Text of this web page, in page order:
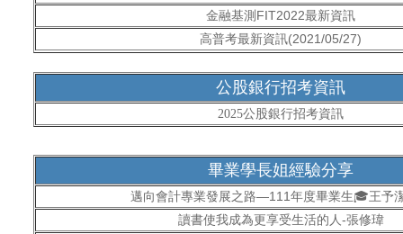
金融基測FIT2022最新資訊
高普考最新資訊(2021/05/27)
公股銀行招考資訊
2025公股銀行招考資訊
畢業學長姐經驗分享
邁向會計專業發展之路—111年度畢業生🎓王予
讀書使我成為更享受生活的人-張修瑋